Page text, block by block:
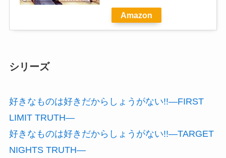
Amazon
シリーズ
好きなものは好きだからしょうがない!!―FIRST
LIMIT TRUTH―
好きなものは好きだからしょうがない!!―TARGET
NIGHTS TRUTH―